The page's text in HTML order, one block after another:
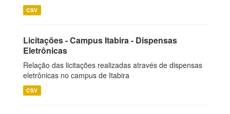
CSV
Licitações - Campus Itabira - Dispensas
Eletrônicas
Relação das licitações realizadas através de dispensas
eletrônicas no campus de Itabira
CSV